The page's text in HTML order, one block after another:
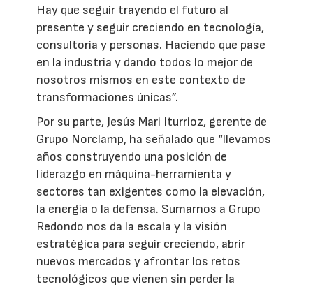
Hay que seguir trayendo el futuro al
presente y seguir creciendo en tecnología,
consultoría y personas. Haciendo que pase
en la industria y dando todos lo mejor de
nosotros mismos en este contexto de
transformaciones únicas”.
Por su parte, Jesús Mari Iturrioz, gerente de
Grupo Norclamp, ha señalado que “llevamos
años construyendo una posición de
liderazgo en máquina-herramienta y
sectores tan exigentes como la elevación,
la energía o la defensa. Sumarnos a Grupo
Redondo nos da la escala y la visión
estratégica para seguir creciendo, abrir
nuevos mercados y afrontar los retos
tecnológicos que vienen sin perder la